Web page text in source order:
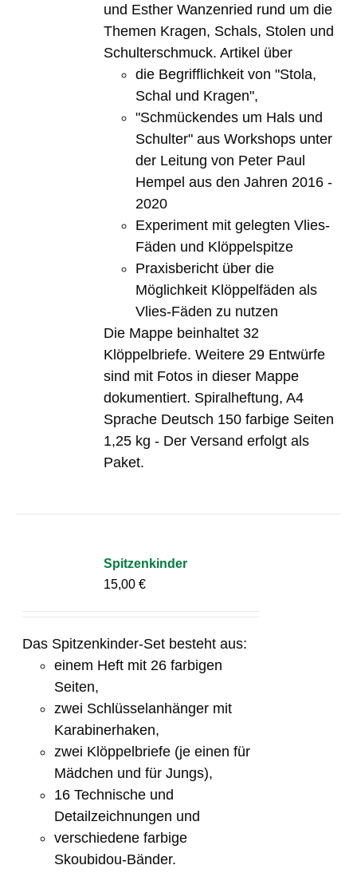
und Esther Wanzenried rund um die
Themen Kragen, Schals, Stolen und
Schulterschmuck. Artikel über
die Begrifflichkeit von "Stola,
Schal und Kragen",
"Schmückendes um Hals und
Schulter" aus Workshops unter
der Leitung von Peter Paul
Hempel aus den Jahren 2016 -
2020
Experiment mit gelegten Vlies-
Fäden und Klöppelspitze
Praxisbericht über die
Möglichkeit Klöppelfäden als
Vlies-Fäden zu nutzen
Die Mappe beinhaltet 32
Klöppelbriefe. Weitere 29 Entwürfe
sind mit Fotos in dieser Mappe
dokumentiert. Spiralheftung, A4
Sprache Deutsch 150 farbige Seiten
1,25 kg - Der Versand erfolgt als
Paket.
Spitzenkinder
15,00€
Das Spitzenkinder-Set besteht aus:
einem Heft mit 26 farbigen
Seiten,
zwei Schlüsselanhänger mit
Karabinerhaken,
zwei Klöppelbriefe (je einen für
Mädchen und für Jungs),
16 Technische und
Detailzeichnungen und
verschiedene farbige
Skoubidou-Bänder.